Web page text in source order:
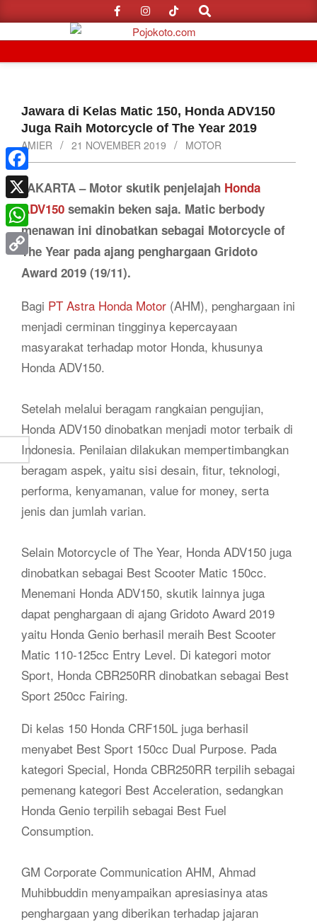
to
content
Search
MenuJawara di Kelas Matic 150, Honda ADV150
Juga Raih Motorcycle of The Year 2019
AMIER
21 NOVEMBER 2019 MOTOR
JAKARTA – Motor skutik penjelajah Honda
ADV150 semakin beken saja. Matic berbody
menawan ini dinobatkan sebagai Motorcycle of
The Year pada ajang penghargaan Gridoto
Award 2019 (19/11).
Bagi PT Astra Honda Motor (AHM), penghargaan ini
menjadi cerminan tingginya kepercayaan
masyarakat terhadap motor Honda, khusunya
Honda ADV150.
Setelah melalui beragam rangkaian pengujian,
Honda ADV150 dinobatkan menjadi motor terbaik di
Indonesia. Penilaian dilakukan mempertimbangkan
beragam aspek, yaitu sisi desain, fitur, teknologi,
performa, kenyamanan, value for money, serta
jenis dan jumlah varian.
Selain Motorcycle of The Year, Honda ADV150 juga
dinobatkan sebagai Best Scooter Matic 150cc.
Menemani Honda ADV150, skutik lainnya juga
dapat penghargaan di ajang Gridoto Award 2019
yaitu Honda Genio berhasil meraih Best Scooter
Matic 110-125cc Entry Level. Di kategori motor
Sport, Honda CBR250RR dinobatkan sebagai Best
Sport 250cc Fairing.
Di kelas 150 Honda CRF150L juga berhasil
menyabet Best Sport 150cc Dual Purpose. Pada
kategori Special, Honda CBR250RR terpilih sebagai
pemenang kategori Best Acceleration, sedangkan
Honda Genio terpilih sebagai Best Fuel
Consumption.
GM Corporate Communication AHM, Ahmad
Muhibbuddin menyampaikan apresiasinya atas
penghargaan yang diberikan terhadap jajaran
Facebook
X
WhatsApp
Copy